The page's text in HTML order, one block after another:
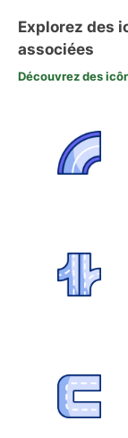
Explorez des
associées
Découvrez des